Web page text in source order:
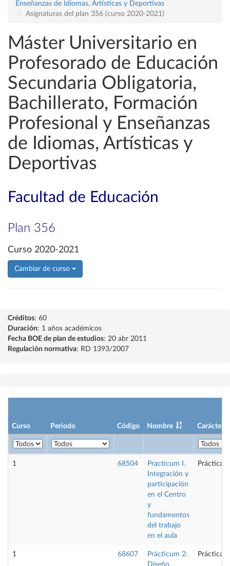
Enseñanzas de Idiomas, Artísticas y Deportivas
Asignaturas del plan 356 (curso 2020-2021)
Máster Universitario en
Profesorado de Educación
Secundaria Obligatoria,
Bachillerato, Formación
Profesional y Enseñanzas
de Idiomas, Artísticas y
Deportivas
Facultad de Educación
Plan 356
Curso 2020-2021
Cambiar de curso
Créditos: 60
Duración: 1 años académicos
Fecha BOE de plan de estudios: 20 abr 2011
Regulación normativa: RD 1393/2007
Curso Periodo Código Nombre Carácter
1 68504
Practicum I.
Integración y
participación
en el Centro
y
fundamentos
del trabajo
en el aula
Prácticas
1 68607
Prácticum 2:
Diseño
Prácticas